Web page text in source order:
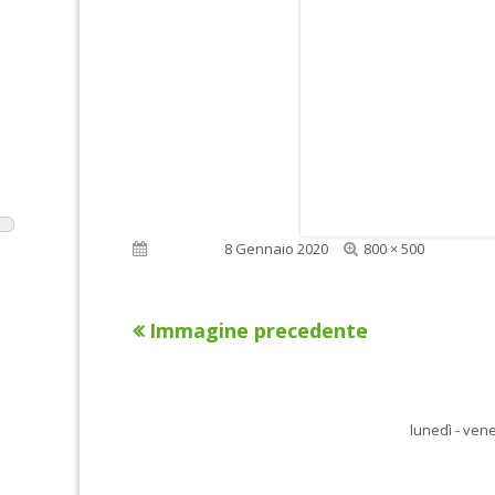
8 Gennaio 2020
Dimensione
800 × 500
Immagine precedente
lunedì -